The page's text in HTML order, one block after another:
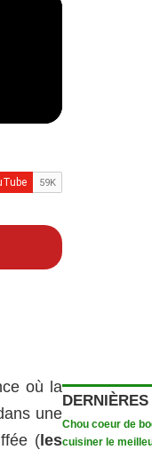
où la
une
(les
Chou coeur de
cuisiner le